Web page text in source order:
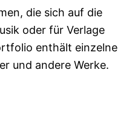
die sich auf die
oder für Verlage
enthält einzelne
und andere Werke.